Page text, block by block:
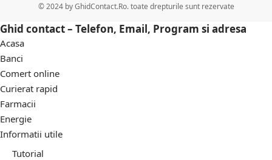
© 2024 byGhidContact.Ro. toate drepturile sunt rezervate
Ghid contact – Telefon, Email, Program si adresa
Acasa
Banci
Comert online
Curierat rapid
Farmacii
Energie
Informatii utile
Tutorial